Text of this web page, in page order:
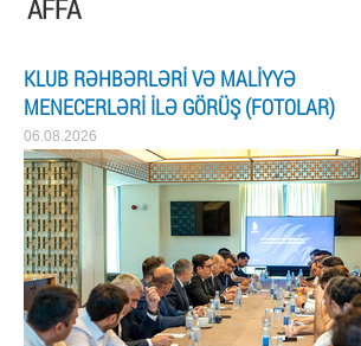
AFFA
KLUB RƏHBƏRLƏRI VƏ MALIYYƏ
MENECERLƏRI ILƏ GÖRÜŞ (FOTOLAR)
06.08.2026